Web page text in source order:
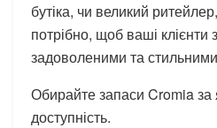
бутіка, чи великий
потрібно, щоб ваші
задоволеними та
Обирайте запаси Cromia за
доступність.